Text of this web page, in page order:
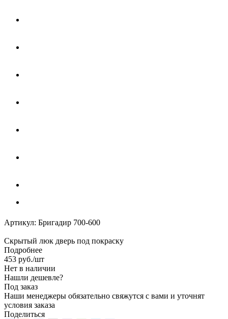
Артикул: Бригадир 700-600
Скрытый люк дверь под покраску
Подробнее
453 руб./шт
Нет в наличии
Нашли дешевле?
Под заказ
Наши менеджеры обязательно свяжутся с вами и уточнят
условия заказа
Поделиться